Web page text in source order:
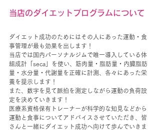
当店のダイエットプログラムについて
ダイエット成功のためにはその人にあった運動・食
事管理が最も効果を出します！
当店では国内パーソナルジムで唯一導入している体
組成計「seca」を使い、筋肉量・脂肪量・内臓脂肪
量・水分量・代謝量を正確に計測、各々にあった栄
養を提示します！
また、数字を見て脈拍を測定しながら運動の負荷設
定を決めていきます！
医療系資格保有トレーナーが科学的な知見などから
運動と食事についてアドバイスさせていただき、皆
さんと一緒にダイエット成功へ向けて歩んでいきま